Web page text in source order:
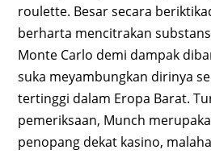
roulette. Besar secara
berharta mencitrakan
Monte Carlo demi dampak
suka meyambungkan dirinya
tertinggi dalam Eropa Barat.
pemeriksaan, Munch
penopang dekat kasino,